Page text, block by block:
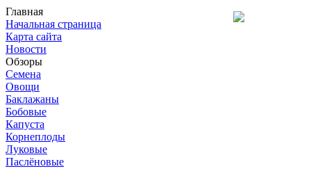
Главная
Начальная страница
Карта сайта
Новости
Обзоры
Семена
Овощи
Баклажаны
Бобовые
Капуста
Корнеплоды
Луковые
Паслёновые